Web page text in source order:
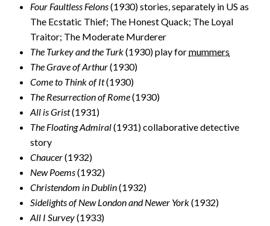
Four Faultless Felons(1930) stories, separately in US as
The Ecstatic Thief; The Honest Quack; The Loyal
Traitor; The Moderate Murderer
The Turkey and the Turk(1930) play formummers
The Grave of Arthur(1930)
Come to Think of It(1930)
The Resurrection of Rome(1930)
All is Grist(1931)
The Floating Admiral(1931) collaborative detective
story
Chaucer(1932)
New Poems(1932)
Christendom in Dublin(1932)
Sidelights of New London and Newer York(1932)
All I Survey(1933)